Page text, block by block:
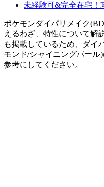
未経験可&完全在宅！
ポケモンダイパリメイク
えるわざ、特性について解
も掲載しているため、ダイ
モンド/シャイニングパール
参考にしてください。